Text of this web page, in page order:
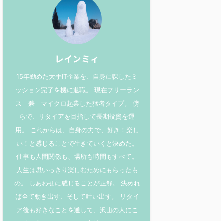
レインミィ
15年勤めた大手IT企業を、自身に課したミ
ッション完了を機に退職。 現在フリーラン
ス 兼 マイクロ起業した猛者タイプ。 傍
らで、リタイアを目指して長期投資を運
用。 これからは、自身の力で、好き！楽し
い！と感じることで生きていくと決めた。
仕事も人間関係も、場所も時間もすべて。
人生は思いっきり楽しむためにもらったも
の。 しあわせに感じることが正解。 決めれ
ば全て動き出す、そして叶い出す。 リタイ
ア後も好きなことを通して、沢山の人にこ